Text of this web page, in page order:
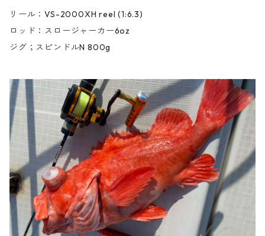
リール：VS-2000XH reel (1:6.3)
ロッド：スロージャーカー6oz
ジグ；スピンドルN 800g